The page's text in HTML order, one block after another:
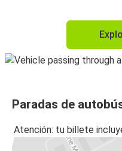
Paradas de
Atención: tu billete